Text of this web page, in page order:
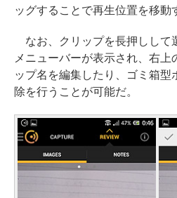
ッグすることで再生位置を移動
なお、クリップを長押しして
メニューバーが表示され、右上
ップ名を編集したり、ゴミ箱型
除を行うことが可能だ。